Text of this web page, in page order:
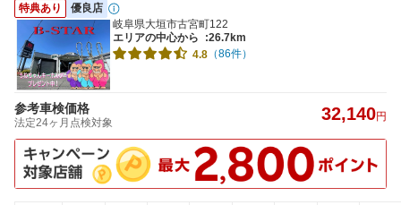
特典あり
優良店
岐阜県大垣市古宮町122
エリアの中心から
:26.7km
4.8 （86件）
参考車検価格
法定24ヶ月点検対象 32,140円